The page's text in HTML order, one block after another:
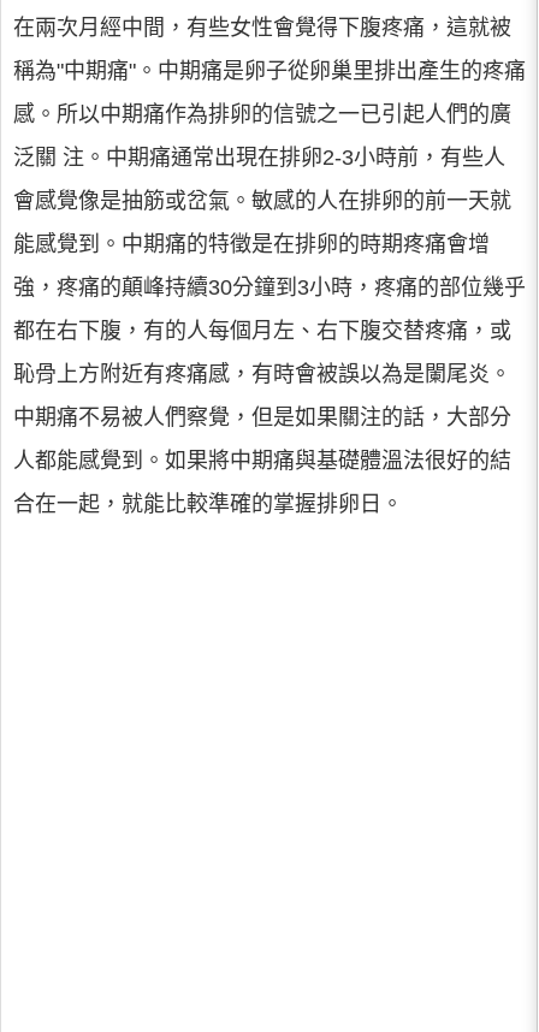
在兩次月經中間，有些女性會覺得下腹疼痛，這就被
稱為"中期痛"。中期痛是卵子從卵巢里排出產生的疼痛
感。所以中期痛作為排卵的信號之一已引起人們的廣
泛關 注。中期痛通常出現在排卵2-3小時前，有些人
會感覺像是抽筋或岔氣。敏感的人在排卵的前一天就
能感覺到。中期痛的特徵是在排卵的時期疼痛會增
強，疼痛的顛峰持續30分鐘到3小時，疼痛的部位幾乎
都在右下腹，有的人每個月左、右下腹交替疼痛，或
恥骨上方附近有疼痛感，有時會被誤以為是闌尾炎。
中期痛不易被人們察覺，但是如果關注的話，大部分
人都能感覺到。如果將中期痛與基礎體溫法很好的結
合在一起，就能比較準確的掌握排卵日。